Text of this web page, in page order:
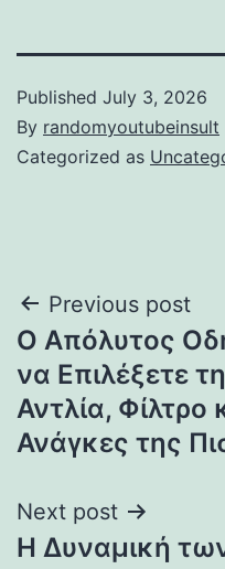
Published July 3, 2026
By randomyoutubeinsult
Categorized as
Post
navigation
Previous post
Ο Απόλυτος
να Επιλέξετε
Αντλία, Φίλτρο
Ανάγκες της
Next post
Η Δυναμική